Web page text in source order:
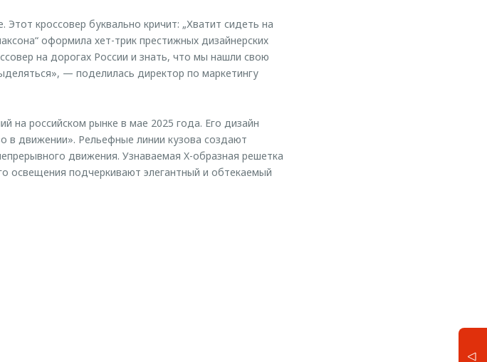
кроссовер буквально кричит: „Хватит сидеть на
оформила хет-трик престижных дизайнерских
на дорогах России и знать, что мы нашли свою
— поделилась директор по маркетингу
на российском рынке в мае 2025 года. Его дизайн
в движении». Рельефные линии кузова создают
движения. Узнаваемая X-образная решетка
освещения подчеркивают элегантный и обтекаемый